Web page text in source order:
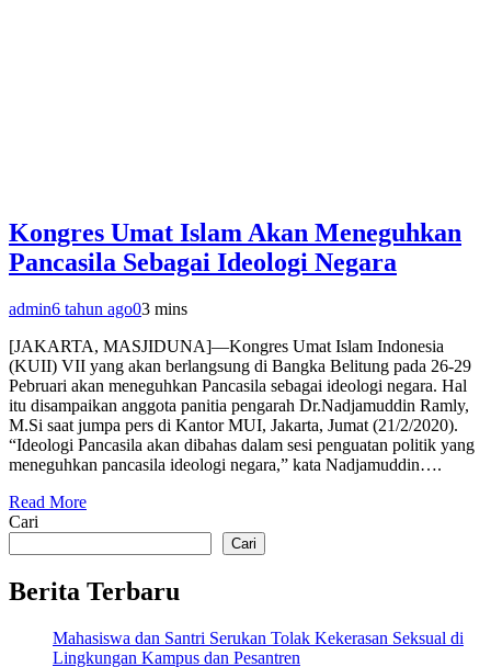
Kongres Umat Islam Akan Meneguhkan
Pancasila Sebagai Ideologi Negara
admin6 tahun ago03 mins
[JAKARTA, MASJIDUNA]—Kongres Umat Islam Indonesia
(KUII) VII yang akan berlangsung di Bangka Belitung pada 26-29
Pebruari akan meneguhkan Pancasila sebagai ideologi negara. Hal
itu disampaikan anggota panitia pengarah Dr.Nadjamuddin Ramly,
M.Si saat jumpa pers di Kantor MUI, Jakarta, Jumat (21/2/2020).
“Ideologi Pancasila akan dibahas dalam sesi penguatan politik yang
meneguhkan pancasila ideologi negara,” kata Nadjamuddin….
Read More
Cari
Cari
Berita Terbaru
Mahasiswa dan Santri Serukan Tolak Kekerasan Seksual di
Lingkungan Kampus dan Pesantren